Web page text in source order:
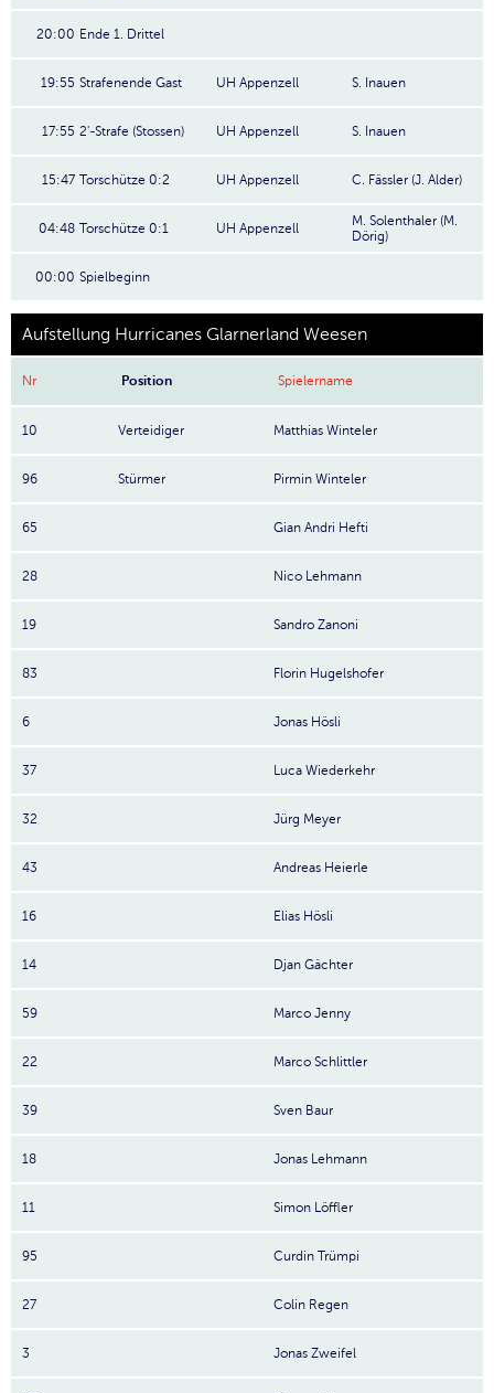
20:00 Ende 1. Drittel
19:55 Strafenende Gast UH Appenzell S. Inauen
17:55 2'-Strafe (Stossen) UH Appenzell S. Inauen
15:47 Torschütze 0:2 UH Appenzell C. Fässler (J. Alder)
04:48 Torschütze 0:1 UH Appenzell
M. Solenthaler (M.
Dörig)
00:00 Spielbeginn
Aufstellung Hurricanes Glarnerland Weesen
Nr Position Spielername
10 Verteidiger Matthias Winteler
96 Stürmer Pirmin Winteler
65 Gian Andri Hefti
28 Nico Lehmann
19 Sandro Zanoni
83 Florin Hugelshofer
6 Jonas Hösli
37 Luca Wiederkehr
32 Jürg Meyer
43 Andreas Heierle
16 Elias Hösli
14 Djan Gächter
59 Marco Jenny
22 Marco Schlittler
39 Sven Baur
18 Jonas Lehmann
11 Simon Löffler
95 Curdin Trümpi
27 Colin Regen
3 Jonas Zweifel